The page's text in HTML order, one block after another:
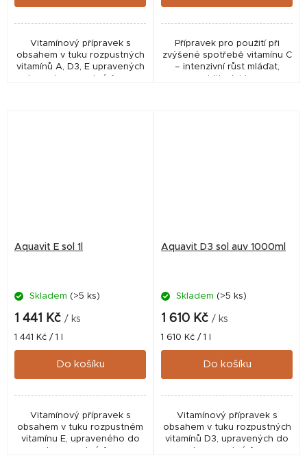
Vitamínový přípravek s
obsahem v tuku rozpustných
vitamínů A, D3, E upravených
Přípravek pro použití při
zvýšené spotřebě vitamínu C
– intenzivní růst mláďat,
Aquavit E sol 1l
Skladem (>5 ks)
1 441 Kč / ks
Měrná
cena:
1 441 Kč / 1 l
Do košíku
Vitamínový přípravek s
obsahem v tuku rozpustném
vitamínu E, upraveného do
vodorozpustné formy.
Aquavit D3 sol auv 1000ml
Skladem (>5 ks)
1 610 Kč / ks
Měrná
cena:
1 610 Kč / 1 l
Do košíku
Vitamínový přípravek s
obsahem v tuku rozpustných
vitamínů D3, upravených do
vodorozpustné formy.